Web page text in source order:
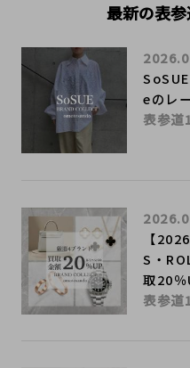
最新の表
eのレ
表参道
【
S・
取20％
表参道